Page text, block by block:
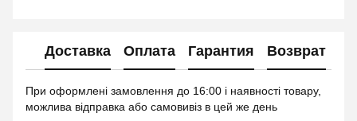
Доставка Оплата Гарантия Возврат
При оформлені замовлення до 16:00 і наявності товару,
можлива відправка або самовивіз в цей же день